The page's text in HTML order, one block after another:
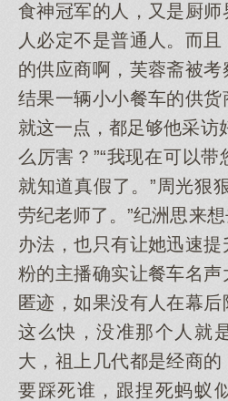
食神冠军的人，又是厨
人必定不是普通人。而
的供应商啊，芙蓉斋被考
结果一辆小小餐车的供货
就这一点，都足够他采访
么厉害？”“我现在可以
就知道真假了。”周光狠
劳纪老师了。”纪洲思来
办法，也只有让她迅速
粉的主播确实让餐车名
匿迹，如果没有人在幕
这么快，没准那个人就
大，祖上几代都是经商
要踩死谁，跟捏死蚂蚁